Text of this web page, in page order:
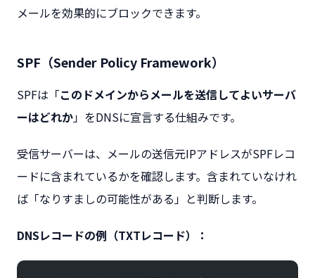
メールを効果的にブロックできます。
SPF（Sender Policy Framework）
SPFは「このドメインからメールを送信してよいサーバ
ーはどれか」をDNSに宣言する仕組みです。
受信サーバーは、メールの送信元IPアドレスがSPFレコ
ードに含まれているかを確認します。含まれていなけれ
ば「なりすましの可能性がある」と判断します。
DNSレコードの例（TXTレコード）：